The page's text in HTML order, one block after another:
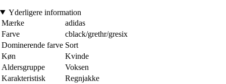
Yderligere information
Mærke
adidas
Farve
cblack/grethr/gresix
Dominerende farve Sort
Køn
Kvinde
Aldersgruppe
Voksen
Karakteristisk
Regnjakke